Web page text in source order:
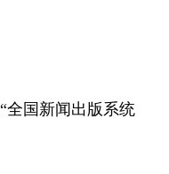
全国新闻出版系统